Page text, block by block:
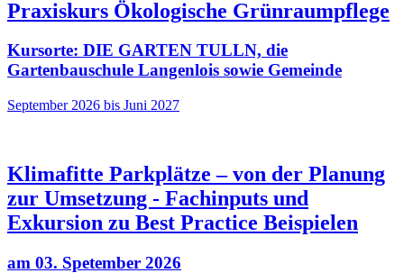
Praxiskurs Ökologische Grünraumpflege
Kursorte: DIE GARTEN TULLN, die
Gartenbauschule Langenlois sowie Gemeinde
September 2026 bis Juni 2027
Klimafitte Parkplätze – von der Planung
zur Umsetzung - Fachinputs und
Exkursion zu Best Practice Beispielen
am 03. Spetember 2026